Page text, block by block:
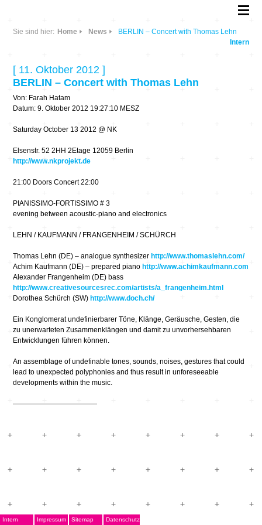
Sie sind hier: Home News
BERLIN – Concert with Thomas Lehn
Intern
[ 11. Oktober 2012 ]
BERLIN – Concert with Thomas Lehn
Von: Farah Hatam
Datum: 9. Oktober 2012 19:27:10 MESZ
Saturday October 13 2012 @ NK
Elsenstr. 52 2HH 2Etage 12059 Berlin
http://www.nkprojekt.de
21:00 Doors Concert 22:00
PIANISSIMO-FORTISSIMO # 3
evening between acoustic-piano and electronics
LEHN / KAUFMANN / FRANGENHEIM / SCHÜRCH
Thomas Lehn (DE) – analogue synthesizer http://www.thomaslehn.com/
Achim Kaufmann (DE) – prepared piano http://www.achimkaufmann.com
Alexander Frangenheim (DE) bass
http://www.creativesourcesrec.com/artists/a_frangenheim.html
Dorothea Schürch (SW) http://www.doch.ch/
Ein Konglomerat undefinierbarer Töne, Klänge, Geräusche, Gesten, die
zu unerwarteten Zusammenklängen und damit zu unvorhersehbaren
Entwicklungen führen können.
An assemblage of undefinable tones, sounds, noises, gestures that could
lead to unexpected polyphonies and thus result in unforeseeable
developments within the music.
————————————
Intern Impressum Sitemap Datenschutz